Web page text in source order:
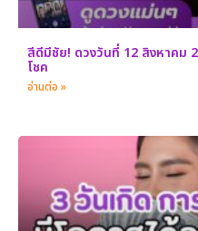
สีดีมีชัย! ดวงวันที่ 12 สิงหาคม
โชค
อ่านต่อ »